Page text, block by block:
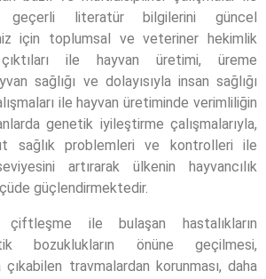
geçerli literatür bilgilerini güncel
için toplumsal ve veteriner hekimlik
ile hayvan üretimi, üreme
sağlığı ve dolayısıyla insan sağlığı
ile hayvan üretiminde verimliliğin
genetik iyileştirme çalışmalarıyla,
sağlık problemleri ve kontrolleri ile
artırarak ülkenin hayvancılık
güçlendirmektedir.
çiftleşme ile bulaşan hastalıkların
bozuklukların önüne geçilmesi,
travmalardan korunması, daha